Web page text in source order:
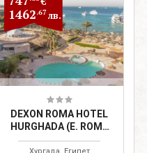
1462.67лв.
DEXON ROMA HOTEL
HURGHADA (E. ROMA
RESORT)